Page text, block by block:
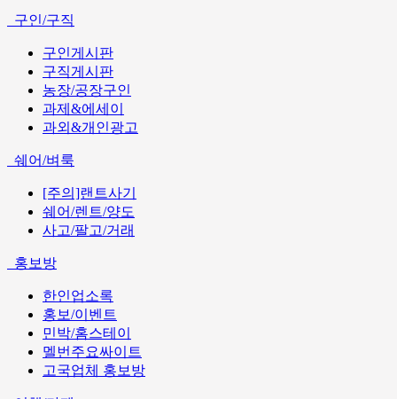
구인/구직
구인게시판
구직게시판
농장/공장구인
과제&에세이
과외&개인광고
쉐어/벼룩
[주의]랜트사기
쉐어/렌트/양도
사고/팔고/거래
홍보방
한인업소록
홍보/이벤트
민박/홈스테이
멜번주요싸이트
고국업체 홍보방